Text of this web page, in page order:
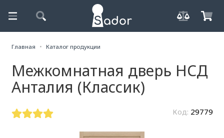
Главная Каталог продукции
Межкомнатная дверь НСД
Анталия (Классик)
Код: 29779